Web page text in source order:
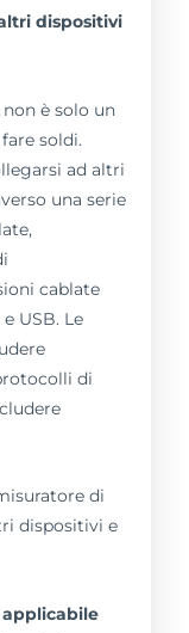
dispositivi
è solo un
soldi.
ad altri
una serie
cablate
USB. Le
di
applicabile